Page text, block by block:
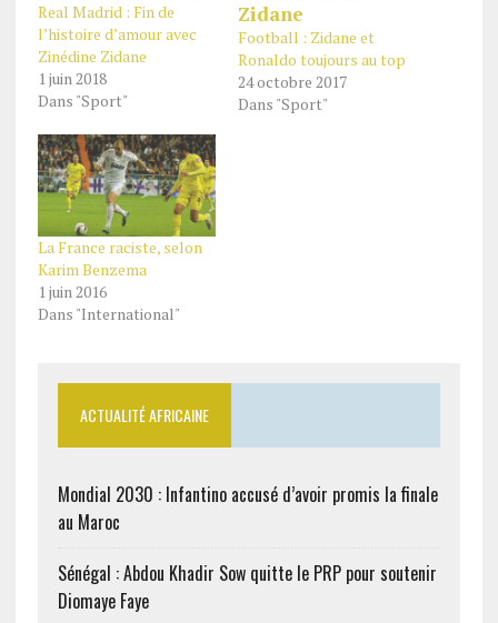
Real Madrid : Fin de
l’histoire d’amour avec
Zinédine Zidane
1 juin 2018
Dans "Sport"
Football : Zidane et
Ronaldo toujours au top
24 octobre 2017
Dans "Sport"
La France raciste, selon
Karim Benzema
1 juin 2016
Dans "International"
ACTUALITÉ AFRICAINE
Mondial 2030 : Infantino accusé d’avoir promis la finale
au Maroc
Sénégal : Abdou Khadir Sow quitte le PRP pour soutenir
Diomaye Faye